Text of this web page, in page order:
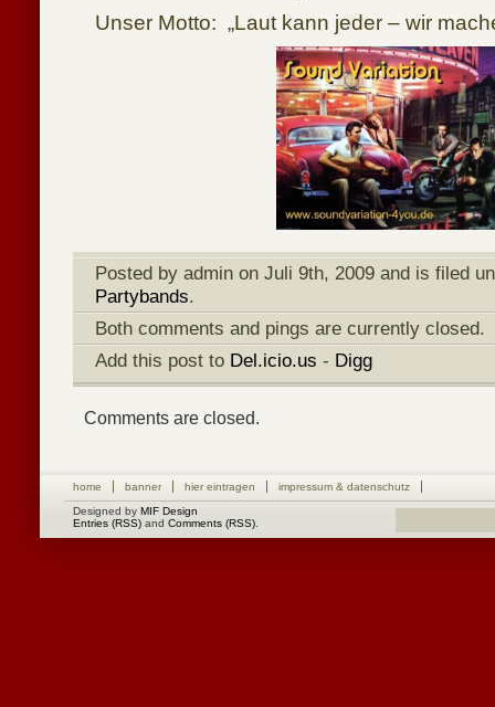
Unser Motto: „Laut kann jeder – wir
Posted by admin on Juli 9th, 2009 and is filed
Partybands.
Both comments and pings are currently closed.
Add this post to Del.icio.us - Digg
Comments are closed.
home banner hier eintragen
impressum & datenschutz
Designed by MIF Design
Entries (RSS) and Comments (RSS)